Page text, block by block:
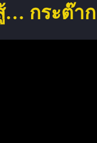
กระต๊า